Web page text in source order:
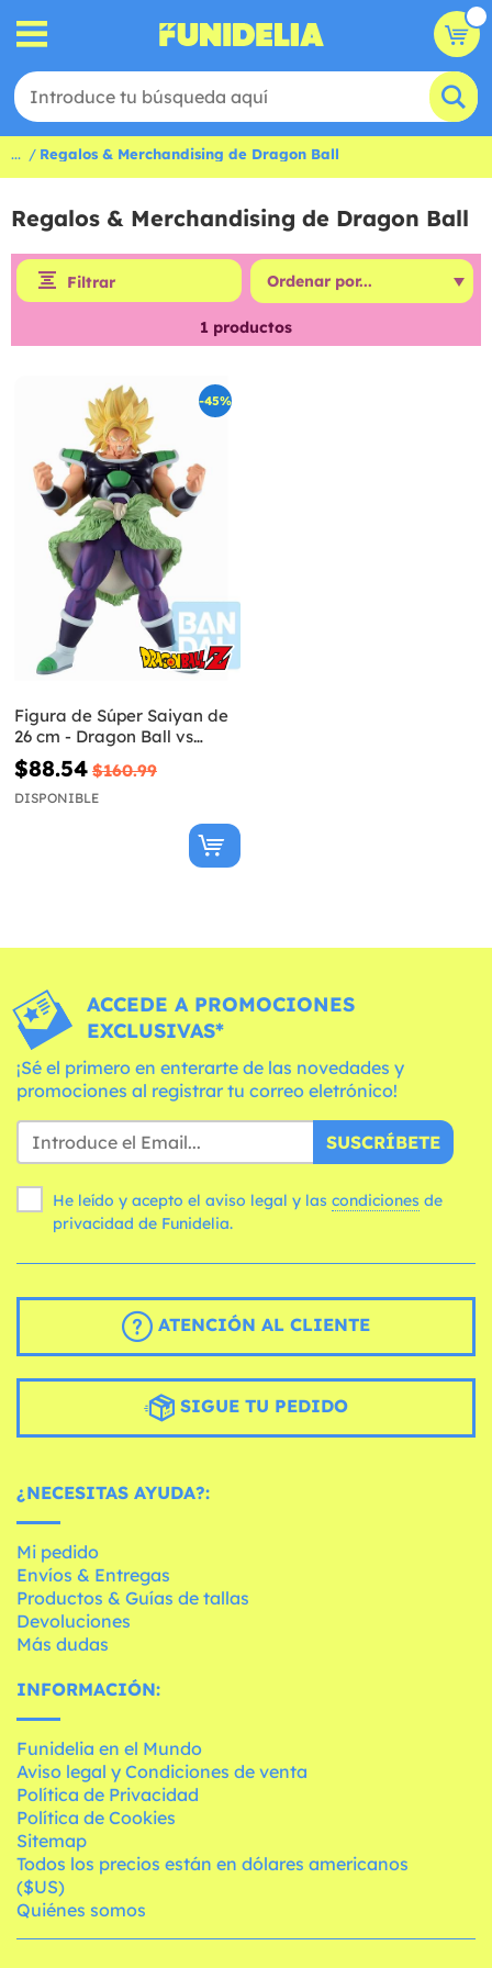
... Regalos & Merchandising de Dragon Ball
Regalos & Merchandising de Dragon Ball
Filtrar
1 productos
-45%
Figura de Súper Saiyan de
26 cm - Dragon Ball vs
Omnibus Super
$88.54 $160.99
DISPONIBLE
ACCEDE A PROMOCIONES
EXCLUSIVAS*
¡Sé el primero en enterarte de las novedades y
promociones al registrar tu correo eletrónico!
SUSCRÍBETE
He leído y acepto el aviso legal y las condiciones
privacidad de Funidelia.
ATENCIÓN AL CLIENTE
SIGUE TU PEDIDO
¿NECESITAS AYUDA?:
Mi pedido
Envíos & Entregas
Productos & Guías de tallas
Devoluciones
Más dudas
INFORMACIÓN:
Funidelia en el Mundo
Aviso legal y Condiciones de venta
Política de Privacidad
Política de Cookies
Sitemap
Todos los precios están en dólares americanos
($US)
Quiénes somos